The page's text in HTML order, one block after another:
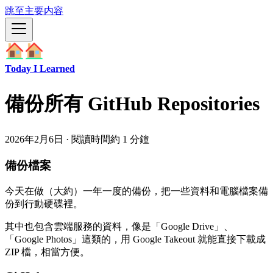
跳至主要内容
Today I Learned
備份所有 GitHub Repositories
2026年2月6日 · 閱讀時間約 1 分鐘
備份檔案
今天在做（大約）一年一度的備份，把一些資料和電腦檔案備
份到行動硬碟裡。
其中也包含雲端服務的資料，像是「Google Drive」、
「Google Photos」這類的，用 Google Takeout 就能直接下載成
ZIP 檔，相當方便。